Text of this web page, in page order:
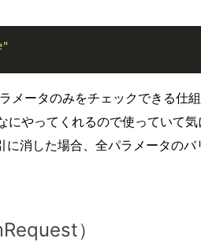
ータのみをチェックできる仕組
やってくれるので使っていて
消した場合、全パラメータの
）